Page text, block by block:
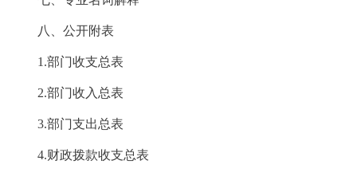
八、公开附表
1.部门收支总表
2.部门收入总表
3.部门支出总表
4.财政拨款收支总表